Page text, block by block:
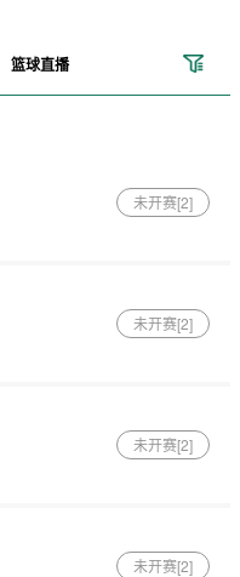
篮球直播
未开赛[2]
未开赛[2]
未开赛[2]
未开赛[2]